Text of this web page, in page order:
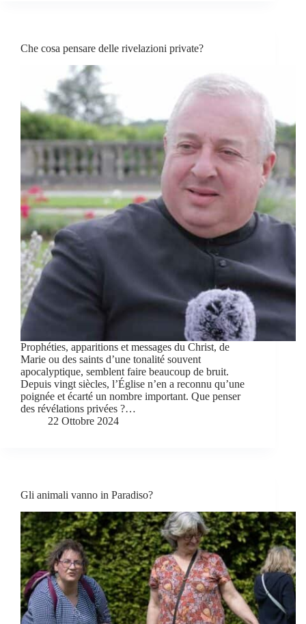
Che cosa pensare delle rivelazioni private?
Prophéties, apparitions et messages du Christ, de
Marie ou des saints d’une tonalité souvent
apocalyptique, semblent faire beaucoup de bruit.
Depuis vingt siècles, l’Église n’en a reconnu qu’une
poignée et écarté un nombre important. Que penser
des révélations privées ?…
22 Ottobre 2024
Gli animali vanno in Paradiso?